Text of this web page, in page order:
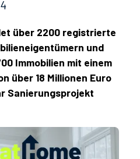
über 2200 registrierte
und
Immobilien mit einem
über 18 Millionen Euro
Sanierungsprojekt